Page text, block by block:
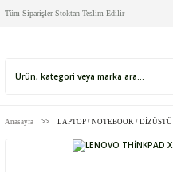
Tüm Siparişler Stoktan Teslim Edilir
Anasayfa LAPTOP / NOTEBOOK / DİZÜSTÜ